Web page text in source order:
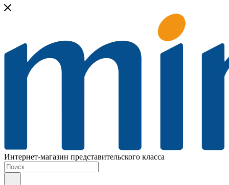
Интернет-магазин представительского класса